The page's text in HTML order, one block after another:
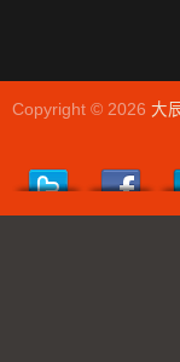
Copyright © 2026 大